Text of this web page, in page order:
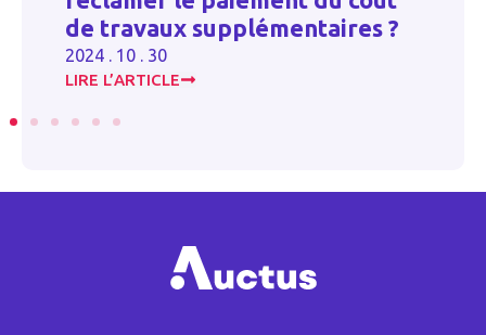
de travaux supplémentaires ?
2024 . 10 . 30
LIRE L’ARTICLE